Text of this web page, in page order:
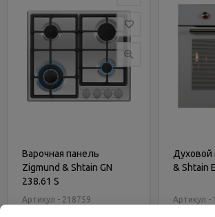
Варочная панель
Zigmund & Shtain GN
238.61 S
Артикул - 218759
Духовой
& Shtain
Артикул -